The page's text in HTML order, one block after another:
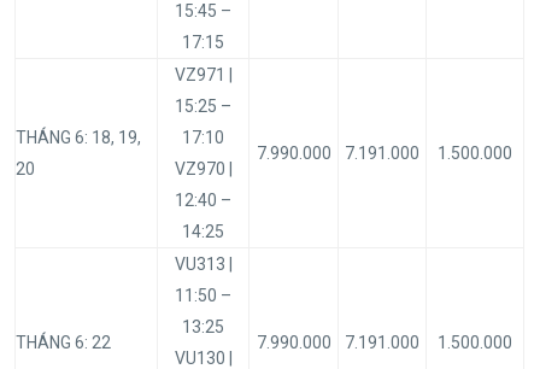
15:45 –
17:15
THÁNG 6: 18, 19,
20
VZ971 |
15:25 –
17:10
VZ970 |
12:40 –
14:25
7.990.000 7.191.000 1.500.000
THÁNG 6: 22
VU313 |
11:50 –
13:25
VU130 |
7.990.000 7.191.000 1.500.000